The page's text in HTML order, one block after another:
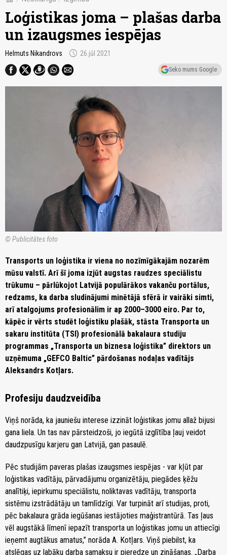
Loģistikas joma – plašas darba
un izaugsmes iespējas
Helmuts Nikandrovs schedule 26.jūl 2021
Seko mums Google
© Publicitātes foto
Transports un loģistika ir viena no nozīmīgākajām nozarēm
mūsu valstī. Arī šī joma izjūt augstas raudzes speciālistu
trūkumu – pārlūkojot Latvijā populārākos vakanču portālus,
redzams, ka darba sludinājumi minētājā sfērā ir vairāki simti,
arī atalgojums profesionālim ir ap 2000–3000 eiro. Par to,
kāpēc ir vērts studēt loģistiku plašāk, stāsta Transporta un
sakaru institūta (TSI) profesionālā bakalaura studiju
programmas „Transporta un biznesa loģistika” direktors un
uzņēmuma „GEFCO Baltic” pārdošanas nodaļas vadītājs
Aleksandrs Kotļars.
Profesiju daudzveidība
Viņš norāda, ka jauniešu interese izzināt loģistikas jomu allaž bijusi
gana liela. Un tas nav pārsteidzoši, jo iegūtā izglītība ļauj veidot
daudzpusīgu karjeru gan Latvijā, gan pasaulē.
Pēc studijām paveras plašas izaugsmes iespējas - var kļūt par
loģistikas vadītāju, pārvadājumu organizētāju, piegādes ķēžu
analītiķi, iepirkumu speciālistu, noliktavas vadītāju, transporta
sistēmu izstrādātāju un tamlīdzīgi. Var turpināt arī studijas, proti,
pēc bakalaura grāda iegūšanas iestājoties maģistrantūrā. Tas ļaus
vēl augstākā līmenī iepazīt transporta un loģistikas jomu un attiecīgi
ieņemt augtākus amatus,” norāda A. Kotļars. Viņš piebilst, ka
atslēgas uz labāku darba samaksu ir pieredze un zināšanas. „Darba